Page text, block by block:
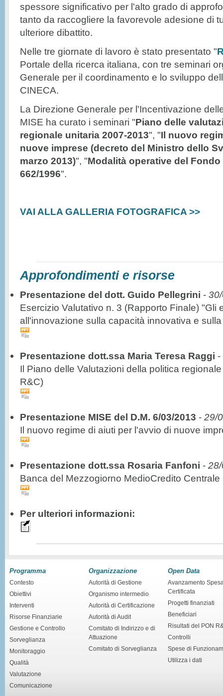
spessore significativo per l'alto grado di
tanto da raccogliere la favorevole adesione di
ulteriore dibattito.
Nelle tre giornate di lavoro è stato presentato "
Portale della ricerca italiana, con tre seminari
Generale per il coordinamento e lo sviluppo
CINECA.
La Direzione Generale per l'Incentivazione
MISE ha curato i seminari "Piano delle
regionale unitaria 2007-2013", "Il nuovo
nuove imprese (decreto del Ministro dello
marzo 2013)", "Modalità operative del
662/1996".
VAI ALLA GALLERIA FOTOGRAFICA >>
Approfondimenti e risorse
Presentazione del dott. Guido Pellegrini -
Esercizio Valutativo n. 3 (Rapporto Finale) "Gli
all'innovazione sulla capacità innovativa e
Presentazione dott.ssa Maria Teresa Raggi -
Il Piano delle Valutazioni della politica
R&C)
Presentazione MISE del D.M. 6/03/2013 - 29/
Il nuovo regime di aiuti per l'avvio di nuove
Presentazione dott.ssa Rosaria Fanfoni -
Banca del Mezzogiorno MedioCredito
Per ulteriori informazioni:
Programma
Contesto
Obiettivi
Interventi
Risorse Finanziarie
Gestione e Controllo
Sorveglianza
Monitoraggio
Qualità
Valutazione
Comunicazione
Organizzazione
Autorità di Gestione
Organismo intermedio
Autorità di Certificazione
Autorità di Audit
Comitato di Indirizzo e di
Attuazione
Comitato di Sorveglianza
Open Data
Avanzamento
Certificata
Progetti finanziati
Beneficiari
Risultati del PON
Controlli
Spese di
Utilizza i dati